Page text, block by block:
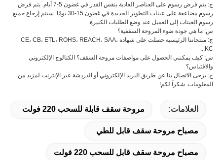
ج: يتم فرض رسوم على العناصر العادية بنفس القدر في غضون 5-7 أيام. يتم فرض
رسوم مضاعفة على عينات التطوير الجديدة في غضون 15-30 يومًا. سيتم إرجاع جميع
رسوم العينات إلى العميل عند وضع الطلبات الكبيرة.
س: ما هي جودة ضوء المروحة السقفية؟
ج: منتجاتنا الرئيسية حصلت على شهادة CE، CB، ETL، ROHS، REACH، SAA،
KC...
س: كيف يمكنني الحصول على مواصفات مروحة السقف؟ الكتالوج الإلكتروني
والاقتباس؟
ج: يرجى الاتصال بنا عن طريق البريد الإلكتروني أو الدردشة عبر الإنترنت لمزيد من
المعلومات. شكراً لكم!
العلامات: مروحة سقف قابلة للسحب 220 فولت
مصباح مروحة سقف قابل للطي
مصباح مروحة سقف قابل للسحب 220 فولت